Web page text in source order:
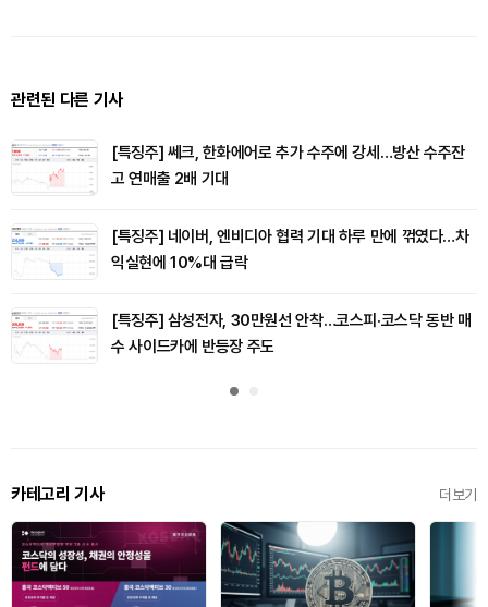
관련된 다른 기사
[특징주] 쎄크, 한화에어로 추가 수주에 강세…방산 수주잔
고 연매출 2배 기대
[특징주] 네이버, 엔비디아 협력 기대 하루 만에 꺾였다…차
익실현에 10%대 급락
[특징주] 삼성전자, 30만원선 안착…코스피·코스닥 동반 매
수 사이드카에 반등장 주도
카테고리 기사 더보기